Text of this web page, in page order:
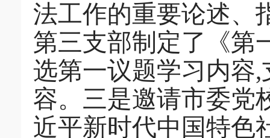
法工作的重要论述、
第三支部制定了《第
选第一议题学习内容
容。三是邀请市委党
近平新时代中国特色